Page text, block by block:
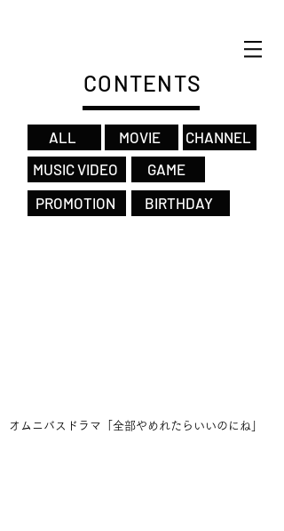
CONTENTS
ALL
PROMOTION
MOVIE
CHANNEL
MUSIC VIDEO
GAME
BIRTHDAY
オムニバスドラマ「全部やめれたらいいのにね」